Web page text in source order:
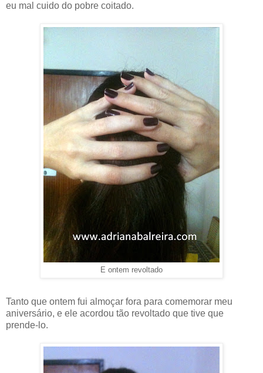
eu mal cuido do pobre coitado.
E ontem revoltado
Tanto que ontem fui almoçar fora para comemorar meu
aniversário, e ele acordou tão revoltado que tive que
prende-lo.